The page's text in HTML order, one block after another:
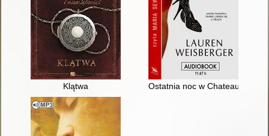
Klątwa Ostatnia noc w Chateau